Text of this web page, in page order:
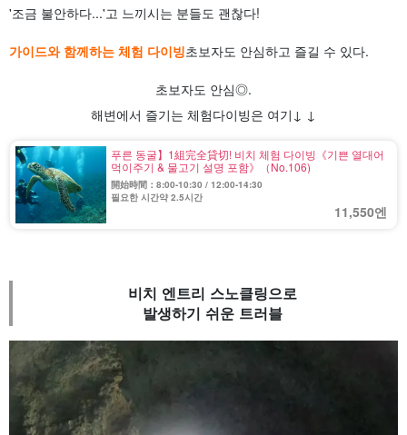
'조금 불안하다...'고 느끼시는 분들도 괜찮다!
가이드와 함께하는 체험 다이빙초보자도 안심하고 즐길 수 있다.
초보자도 안심◎.
해변에서 즐기는 체험다이빙은 여기↓ ↓
푸른 동굴】1組完全貸切! 비치 체험 다이빙《기쁜 열대어
먹이주기 & 물고기 설명 포함》（No.106)
開始時間：8:00-10:30 / 12:00-14:30
필요한 시간약 2.5시간
11,550엔
비치 엔트리 스노클링으로
발생하기 쉬운 트러블